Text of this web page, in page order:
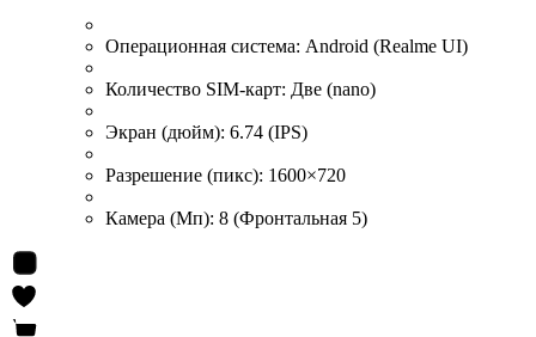
Операционная система: Android (Realme UI)
Количество SIM-карт: Две (nano)
Экран (дюйм): 6.74 (IPS)
Разрешение (пикс): 1600×720
Камера (Мп): 8 (Фронтальная 5)